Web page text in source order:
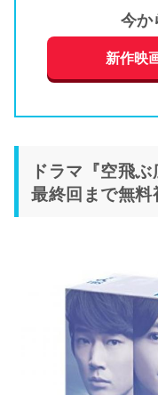
今か
新作映
ドラマ『空飛
最終回まで無